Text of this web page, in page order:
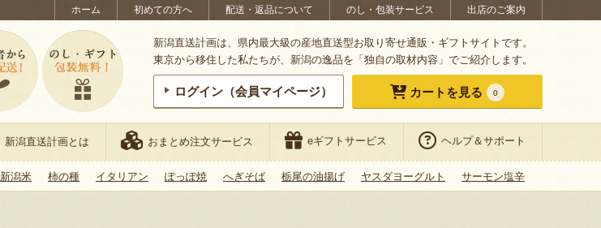
ホーム 初めての方へ 配送・返品について のし・包装サービス 出店のご案内
新潟直送計画は、県内最大級の産地直送型お取り寄せ通販・ギフトサイトです。
東京から移住した私たちが、新潟の逸品を「独自の取材内容」でご紹介します。
ログイン（会員マイページ） カートを見る 0
新潟直送計画とは おまとめ注文サービス eギフトサービス ヘルプ＆サポート
新潟米 柿の種 イタリアン ぽっぽ焼 へぎそば 栃尾の油揚げ ヤスダヨーグルト サーモン塩辛